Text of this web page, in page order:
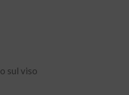
sul viso